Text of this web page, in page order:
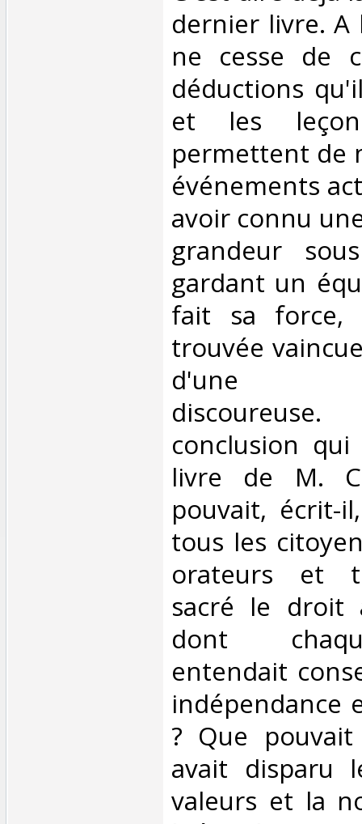
dernier livre.
ne cesse de
déductions
et les
permettent de
événements
avoir connu
grandeur
gardant un
fait sa force,
trouvée
d'une
conclusion
livre de M.
pouvait, écrit-
tous les
orateurs et
sacré le droit
dont
entendait
indépendance
? Que
avait disparu
valeurs et la